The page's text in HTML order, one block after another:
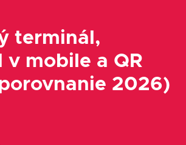
terminál,
v mobile a QR
2026)